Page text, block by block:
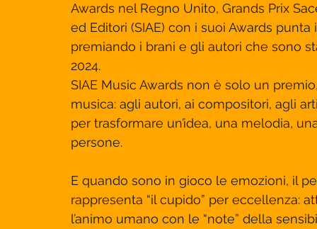
Awards nel Regno Unito, Grands Prix
ed Editori (SIAE) con i suoi Awards
premiando i brani e gli autori che sono
2024.
SIAE Music Awards non è solo un
musica: agli autori, ai compositori, agli
per trasformare un’idea, una melodia,
persone.
E quando sono in gioco le emozioni, il
rappresenta “il cupido” per eccellenza:
l’animo umano con le “note” della